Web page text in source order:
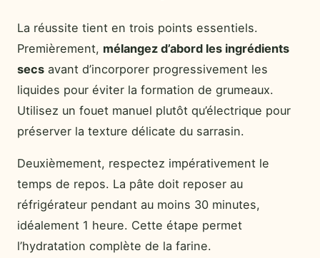
La réussite tient en trois points essentiels.
Premièrement, mélangez d’abord les ingrédients
secs avant d’incorporer progressivement les
liquides pour éviter la formation de grumeaux.
Utilisez un fouet manuel plutôt qu’électrique pour
préserver la texture délicate du sarrasin.
Deuxièmement, respectez impérativement le
temps de repos. La pâte doit reposer au
réfrigérateur pendant au moins 30 minutes,
idéalement 1 heure. Cette étape permet
l’hydratation complète de la farine.